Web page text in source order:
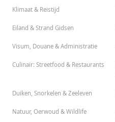
Klimaat & Reistijd
Eiland & Strand Gidsen
Visum, Douane & Administratie
Culinair: Streetfood & Restaurants
Duiken, Snorkelen & Zeeleven
Natuur, Oerwoud & Wildlife